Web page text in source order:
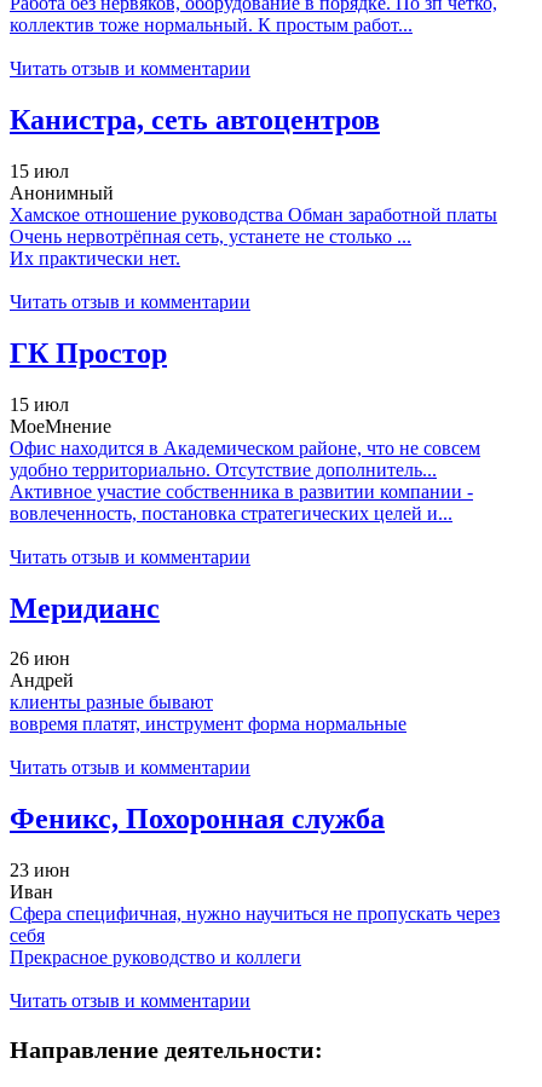
коллектив тоже нормальный. К простым работ...
Читать отзыв и комментарии
Канистра, сеть автоцентров
15 июл
Анонимный
Хамское отношение руководства Обман заработной платы
Очень нервотрёпная сеть, устанете не столько ...
Их практически нет.
Читать отзыв и комментарии
ГК Простор
15 июл
МоеМнение
Офис находится в Академическом районе, что не совсем
удобно территориально. Отсутствие дополнитель...
Активное участие собственника в развитии компании -
вовлеченность, постановка стратегических целей и...
Читать отзыв и комментарии
Меридианс
26 июн
Андрей
клиенты разные бывают
вовремя платят, инструмент форма нормальные
Читать отзыв и комментарии
Феникс, Похоронная служба
23 июн
Иван
Сфера специфичная, нужно научиться не пропускать через
себя
Прекрасное руководство и коллеги
Читать отзыв и комментарии
Направление деятельности: